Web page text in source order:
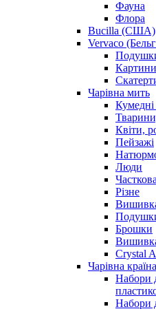
Фауна
Флора
Bucilla (США)
Vervaco
Картини
Чарiвна мить
Квіти,
Пейзажі
Люди
Різне
Брошки
Crystal
Чарівна
Набори
Набори